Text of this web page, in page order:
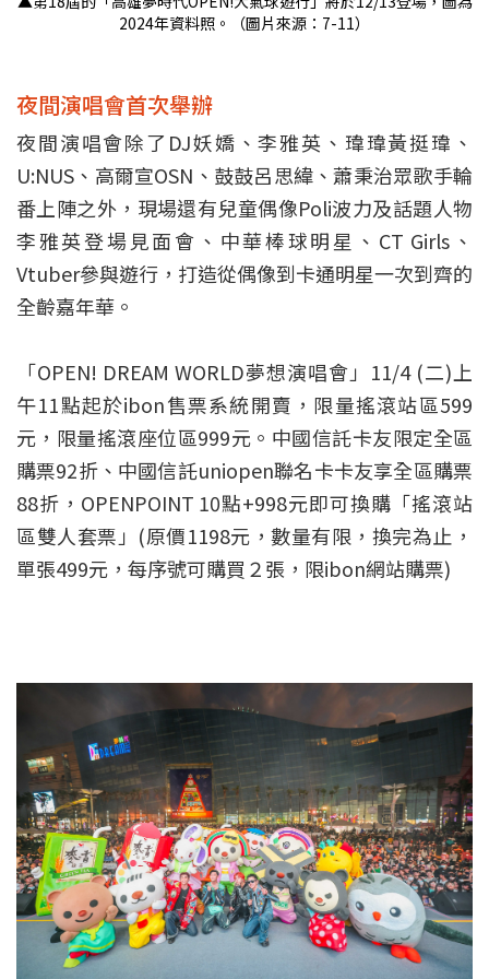
2024年資料照。（圖片來源：7-11）
夜間演唱會首次舉辦
夜間演唱會除了DJ妖嬌、李雅英、瑋瑋黃挺瑋、
U:NUS、高爾宣OSN、鼓鼓呂思緯、蕭秉治眾歌手輪
番上陣之外，現場還有兒童偶像Poli波力及話題人物
李雅英登場見面會、中華棒球明星、CT Girls、
Vtuber參與遊行，打造從偶像到卡通明星一次到齊的
全齡嘉年華。
「OPEN! DREAM WORLD夢想演唱會」11/4 (二)上
午11點起於ibon售票系統開賣，限量搖滾站區599
元，限量搖滾座位區999元。中國信託卡友限定全區
購票92折、中國信託uniopen聯名卡卡友享全區購票
88折，OPENPOINT 10點+998元即可換購「搖滾站
區雙人套票」(原價1198元，數量有限，換完為止，
單張499元，每序號可購買２張，限ibon網站購票)